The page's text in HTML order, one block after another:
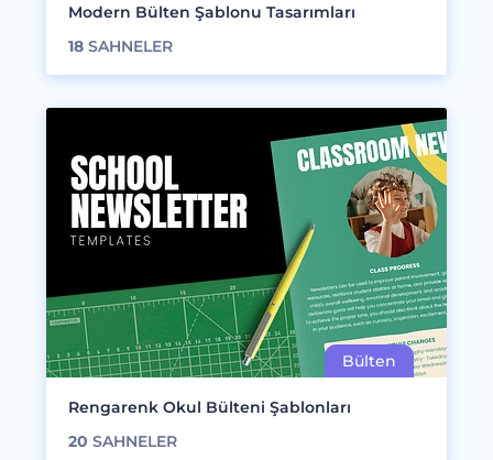
Modern Bülten Şablonu Tasarımları
18 SAHNELER
Rengarenk Okul Bülteni Şablonları
20 SAHNELER